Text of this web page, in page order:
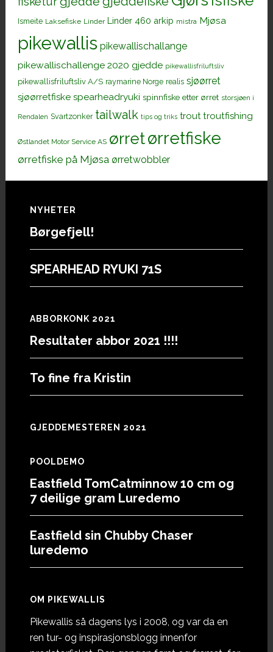
Ismeite Laksefiske Linder Linder 460 arkip mistra Mjøsa
pikewallis pikewallischallange
pikewallischallenge 2020 gjedde pikewallisfriluftsliv
pikewallisfriluftsliv A/S raymarine Norge realis sjøørret
sjøørretfiske spearheadryuki spinnfiske etter ørret storsjøen i
Rendalen Svartzonker tailwalk tips og triks trout troutfishing
Østlandet Motor Service AS ørretørretfiske
ørretfiske på Mjøsa ørretwobbler
Footer
NYHETER
Børgefjell!
SPEARHEAD RYUKI 71S
ABBORKONK 2021
Resultater abbor 2021 !!!!
To fine fra Kristin
GJEDDEMESTEREN 2021
POOLDEMO
Eastfield TomCatminnow 10 cm og
7 deilige gram Luredemo
Eastfield sin Chubby Chaser
luredemo
OM PIKEWALLIS
Pikewallis så dagens lys i 2008, og var da en
ren tur- og inspirasjonsblogg innenfor